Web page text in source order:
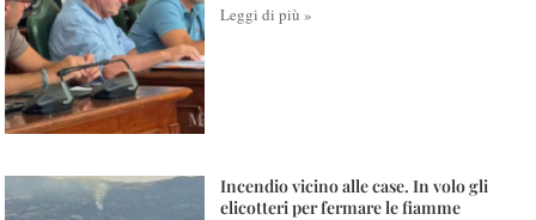
Leggi di più »
Incendio vicino alle case. In volo gli
elicotteri per fermare le fiamme